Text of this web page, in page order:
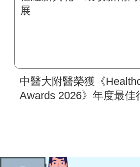
中醫大附醫榮獲《
Awards 2026》年度最佳